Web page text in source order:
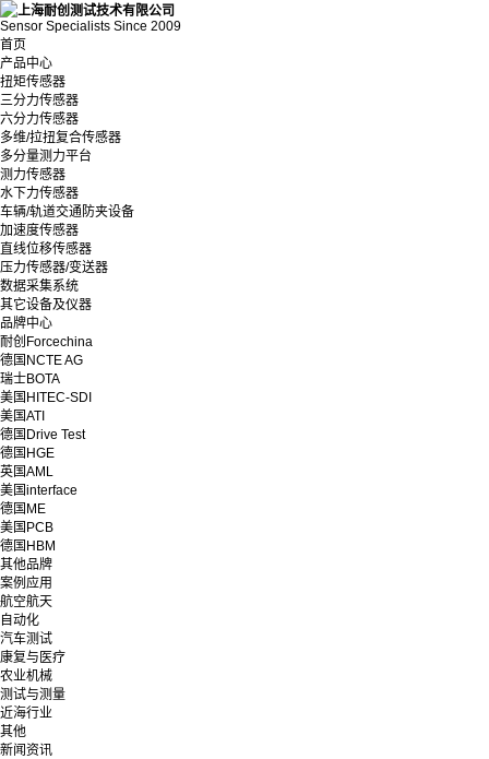
Sensor Specialists Since 2009
首页
产品中心
扭矩传感器
三分力传感器
六分力传感器
多维/拉扭复合传感器
多分量测力平台
测力传感器
水下力传感器
车辆/轨道交通防夹设备
加速度传感器
直线位移传感器
压力传感器/变送器
数据采集系统
其它设备及仪器
品牌中心
耐创Forcechina
德国NCTE AG
瑞士BOTA
美国HITEC-SDI
美国ATI
德国Drive Test
德国HGE
英国AML
美国interface
德国ME
美国PCB
德国HBM
其他品牌
案例应用
航空航天
自动化
汽车测试
康复与医疗
农业机械
测试与测量
近海行业
其他
新闻资讯